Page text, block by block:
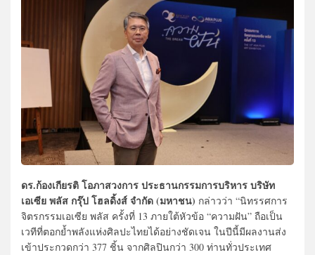
ดร.ก้องเกียรติ โอภาสวงการ ประธานกรรมการบริหาร บริษัท
เอเซีย พลัส กรุ๊ป โฮลดิ้งส์ จำกัด (มหาชน) กล่าวว่า “นิทรรศการ
จิตรกรรมเอเซีย พลัส ครั้งที่ 13 ภายใต้หัวข้อ “ความฝัน” ถือเป็น
เวทีที่ตอกย้ำพลังแห่งศิลปะไทยได้อย่างชัดเจน ในปีนี้มีผลงานส่ง
เข้าประกวดกว่า 377 ชิ้น จากศิลปินกว่า 300 ท่านทั่วประเทศ